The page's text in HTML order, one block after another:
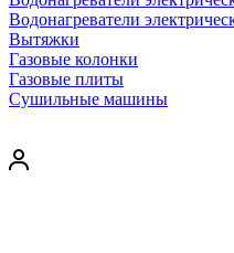
Водонагреватели
Вытяжки
Газовые колонки
Газовые плиты
Сушильные машины